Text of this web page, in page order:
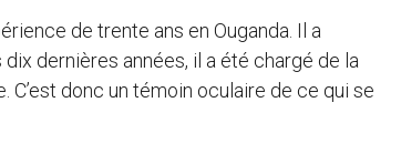
de trente ans en Ouganda. Il a
dernières années, il a été chargé de la
donc un témoin oculaire de ce qui se